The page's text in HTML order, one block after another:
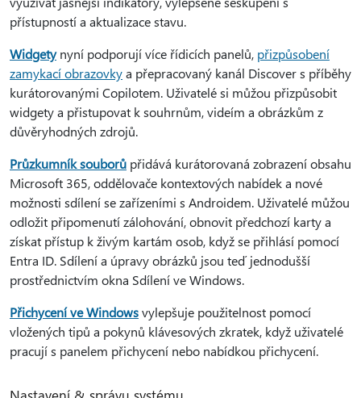
přístupností a aktualizace stavu.
Widgetynyní podporují více řídicích panelů, přizpůsobení
zamykací obrazovkya přepracovaný kanál Discover s příběhy
kurátorovanými Copilotem. Uživatelé si můžou přizpůsobit
widgety a přistupovat k souhrnům, videím a obrázkům z
důvěryhodných zdrojů.
Průzkumník souborů přidává kurátorovaná zobrazení obsahu
Microsoft 365, oddělovače kontextových nabídek a nové
možnosti sdílení se zařízeními s Androidem. Uživatelé můžou
odložit připomenutí zálohování, obnovit předchozí karty a
získat přístup k živým kartám osob, když se přihlásí pomocí
Entra ID. Sdílení a úpravy obrázků jsou teď jednodušší
prostřednictvím okna Sdílení ve Windows.
Přichycení ve Windowsvylepšuje použitelnost pomocí
vložených tipů a pokynů klávesových zkratek, když uživatelé
pracují s panelem přichycení nebo nabídkou přichycení.